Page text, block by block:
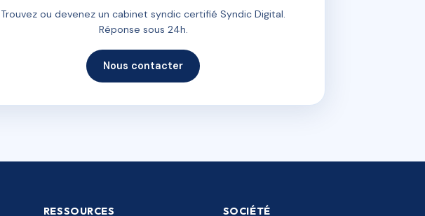
Trouvez ou devenez un cabinet syndic certifié Syndic Digital.
Réponse sous 24h.
Nous contacter
RESSOURCES SOCIÉTÉ